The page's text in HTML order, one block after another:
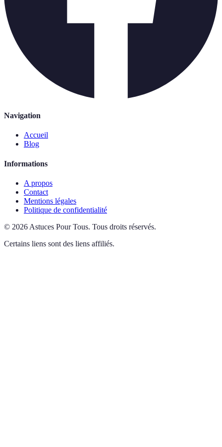
Navigation
Accueil
Blog
Informations
A propos
Contact
Mentions légales
Politique de confidentialité
© 2026 Astuces Pour Tous. Tous droits réservés.
Certains liens sont des liens affiliés.